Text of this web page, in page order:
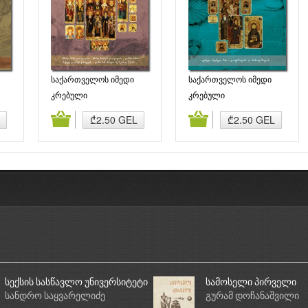
საქართველოს იმედი
(XXVIII). ქართველ
კრებული
₾2.50 GEL
საქართველოს იმედი
(IX). ცამეტი ასურელი
კრებული
₾2.50 GEL
კალათაში დამატება კალათაში დამატება
სექსის სასწავლო უნივერსიტეტი
სანდრო საყვარელიძე
სამოსელი პირველი
გურამ დოჩანაშვილი